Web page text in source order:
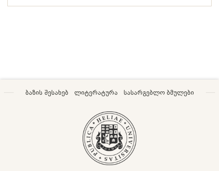
ბაზის შესახებ ლიტერატურა სასარგებლო ბმულები